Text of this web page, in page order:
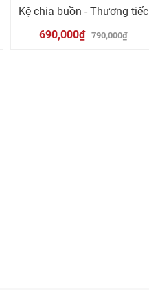
Kệ chia buồn - Thương tiếc
690,000₫ 790,000₫